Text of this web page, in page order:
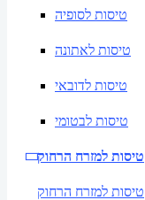
טיסות לסופיה
טיסות לאתונה
טיסות לדובאי
טיסות לבטומי
טיסות למזרח הרחוק
טיסות למזרח הרחוק